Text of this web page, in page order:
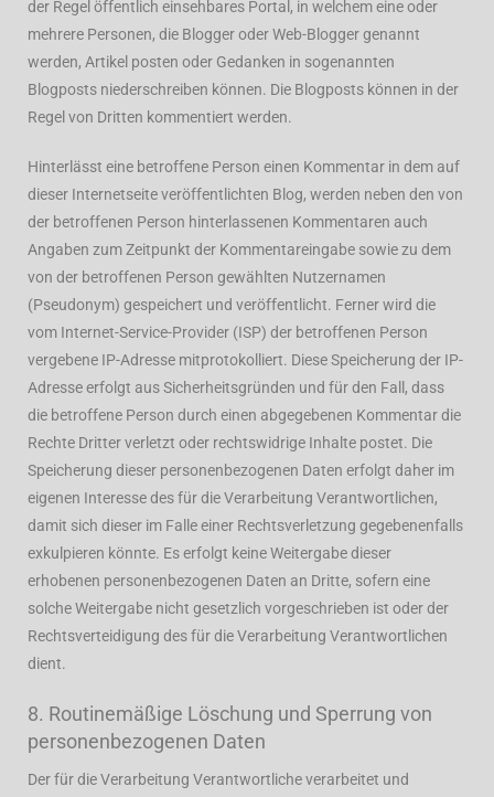
der Regel öffentlich einsehbares Portal, in welchem eine oder
mehrere Personen, die Blogger oder Web-Blogger genannt
werden, Artikel posten oder Gedanken in sogenannten
Blogposts niederschreiben können. Die Blogposts können in der
Regel von Dritten kommentiert werden.
Hinterlässt eine betroffene Person einen Kommentar in dem auf
dieser Internetseite veröffentlichten Blog, werden neben den von
der betroffenen Person hinterlassenen Kommentaren auch
Angaben zum Zeitpunkt der Kommentareingabe sowie zu dem
von der betroffenen Person gewählten Nutzernamen
(Pseudonym) gespeichert und veröffentlicht. Ferner wird die
vom Internet-Service-Provider (ISP) der betroffenen Person
vergebene IP-Adresse mitprotokolliert. Diese Speicherung der IP-
Adresse erfolgt aus Sicherheitsgründen und für den Fall, dass
die betroffene Person durch einen abgegebenen Kommentar die
Rechte Dritter verletzt oder rechtswidrige Inhalte postet. Die
Speicherung dieser personenbezogenen Daten erfolgt daher im
eigenen Interesse des für die Verarbeitung Verantwortlichen,
damit sich dieser im Falle einer Rechtsverletzung gegebenenfalls
exkulpieren könnte. Es erfolgt keine Weitergabe dieser
erhobenen personenbezogenen Daten an Dritte, sofern eine
solche Weitergabe nicht gesetzlich vorgeschrieben ist oder der
Rechtsverteidigung des für die Verarbeitung Verantwortlichen
dient.
8. Routinemäßige Löschung und Sperrung von
personenbezogenen Daten
Der für die Verarbeitung Verantwortliche verarbeitet und